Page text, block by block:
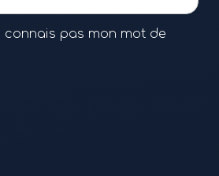
connais pas mon mot de